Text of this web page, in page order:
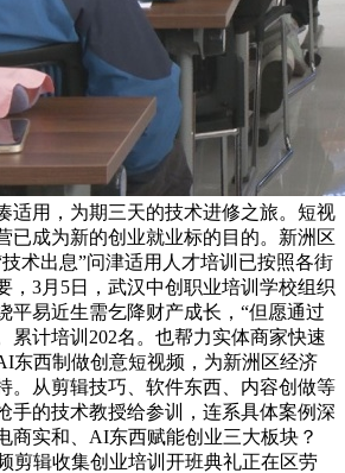
适用，为期三天的技术进修之旅。短视
已成为新的创业就业标的目的。新洲区
术出息”问津适用人才培训已按照各街
，3月5日，武汉中创职业培训学校组织
平易近生需乞降财产成长，“但愿通过
累计培训202名。也帮力实体商家快速
东西制做创意短视频，为新洲区经济
。从剪辑技巧、软件东西、内容创做等
手的技术教授给参训，连系具体案例深
商实和、AI东西赋能创业三大板块？
剪辑收集创业培训开班典礼正在区劳